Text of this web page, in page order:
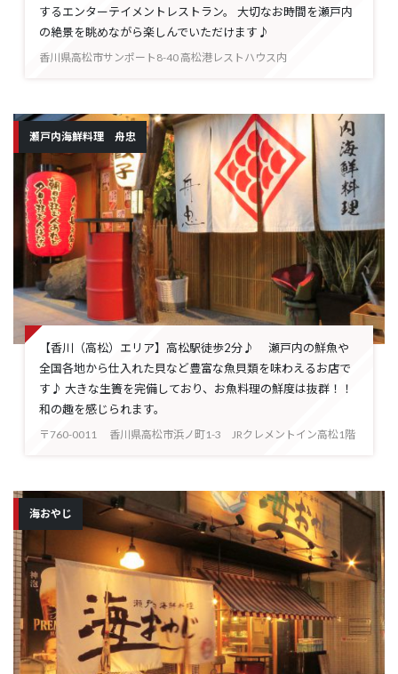
するエンターテイメントレストラン。 大切なお時間を瀬戸内
の絶景を眺めながら楽しんでいただけます♪
香川県高松市サンポート8-40 高松港レストハウス内
瀬戸内海鮮料理 舟忠
【香川（高松）エリア】高松駅徒歩2分♪ 瀬戸内の鮮魚や
全国各地から仕入れた貝など豊富な魚貝類を味わえるお店で
す♪ 大きな生簀を完備しており、お魚料理の鮮度は抜群！！
和の趣を感じられます。
〒760-0011 香川県高松市浜ノ町1-3 JRクレメントイン高松1階
海おやじ